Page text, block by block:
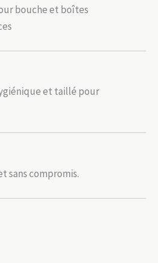
bouche et boîtes
et taillé pour
sans compromis.